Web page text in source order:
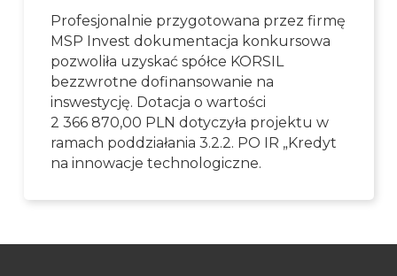
Profesjonalnie przygotowana przez firmę
MSP Invest dokumentacja konkursowa
pozwoliła uzyskać spółce KORSIL
bezzwrotne dofinansowanie na
inswestycję. Dotacja o wartości
2 366 870,00 PLN dotyczyła projektu w
ramach poddziałania 3.2.2. PO IR „Kredyt
na innowacje technologiczne.